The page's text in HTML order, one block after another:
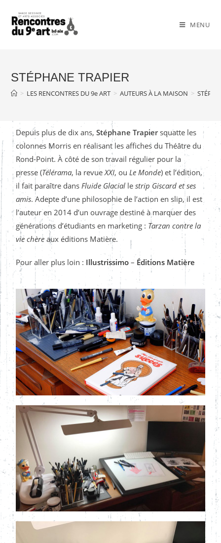
MENU
STÉPHANE TRAPIER
> LES RENCONTRES DU 9e ART > AUTEURS À LA MAISON >
Depuis plus de dix ans,Stéphane Trapiersquatte les
colonnes Morris en réalisant les affiches du Théâtre du
Rond-Point. À côté de son travail régulier pour la
presse (Télérama, la revueXXI, ouLe Monde) et l’édition,
il fait paraître dansFluide Glacial lestrip Giscard et ses
amis. Adepte d’une philosophie de l’action en slip, il est
l’auteur en 2014 d’un ouvrage destiné à marquer des
générations d’étudiants en marketing : Tarzan contre la
vie chère aux éditions Matière.
Pour aller plus loin : Illustrissimo – Éditions Matière